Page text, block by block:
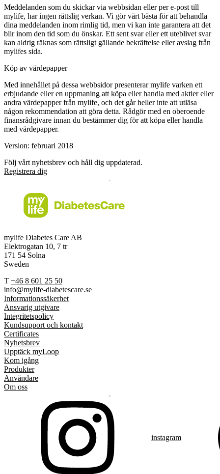
Meddelanden som du skickar via webbsidan eller per e-post till
mylife, har ingen rättslig verkan. Vi gör vårt bästa för att behandla
dina meddelanden inom rimlig tid, men vi kan inte garantera att det
blir inom den tid som du önskar. Ett sent svar eller ett uteblivet svar
kan aldrig räknas som rättsligt gällande bekräftelse eller avslag från
mylifes sida.
Köp av värdepapper
Med innehållet på dessa webbsidor presenterar mylife varken ett
erbjudande eller en uppmaning att köpa eller handla med aktier eller
andra värdepapper från mylife, och det går heller inte att utläsa
någon rekommendation att göra detta. Rådgör med en oberoende
finansrådgivare innan du bestämmer dig för att köpa eller handla
med värdepapper.
Version: februari 2018
Följ vårt nyhetsbrev och håll dig uppdaterad.
Registrera dig
mylife Diabetes Care AB
Elektrogatan 10, 7 tr
171 54 Solna
Sweden
T +46 8 601 25 50
info@mylife-diabetescare.se
Informationssäkerhet
Ansvarig utgivare
Integritetspolicy
Kundsupport och kontakt
Certificates
Nyhetsbrev
Upptäck myLoop
Kom igång
Produkter
Användare
Om oss
instagram